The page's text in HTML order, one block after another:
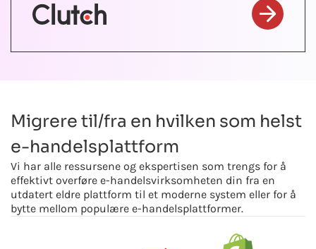
Migrere til/fra en hvilken som helst
e-handelsplattform
Vi har alle ressursene og ekspertisen som trengs for å
effektivt overføre e-handelsvirksomheten din fra en
utdatert eldre plattform til et moderne system eller for å
bytte mellom populære e-handelsplattformer.